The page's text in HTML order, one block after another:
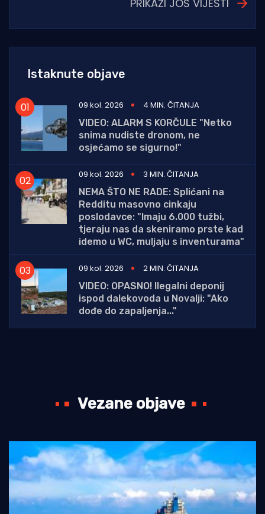
PRIKAŽI JOŠ VIJESTI
Istaknute objave
09 kol. 2026
4 MIN. ČITANJA
VIDEO: ALARM S KORČULE "Netko
snima nudiste dronom, ne
osjećamo se sigurno!"
09 kol. 2026
3 MIN. ČITANJA
NEMA ŠTO NE RADE: Splićani na
Redditu masovno cinkaju
poslodavce: "Imaju 6.000 tužbi,
tjeraju nas da skeniramo prste kad
idemo u WC, muljaju s inventurama"
09 kol. 2026
2 MIN. ČITANJA
VIDEO: OPASNO! Ilegalni deponij
ispod dalekovoda u Novalji: "Ako
dođe do zapaljenja..."
Vezane objave